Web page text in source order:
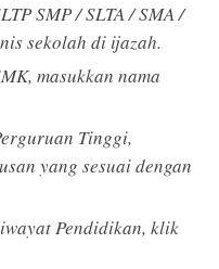
SMP / SLTA / SMA /
sekolah di ijazah.
masukkan nama
Tinggi,
yang sesuai dengan
Pendidikan, klik